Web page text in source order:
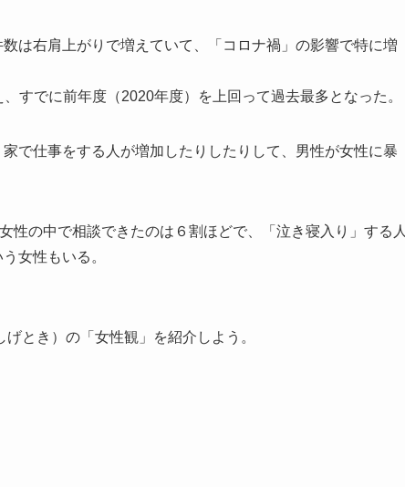
は右肩上がりで増えていて、「コロナ禍」の影響で特に増
すでに前年度（2020年度）を上回って過去最多となった。
で仕事をする人が増加したりしたりして、男性が女性に暴
性の中で相談できたのは６割ほどで、「泣き寝入り」する
女性もいる。
げとき）の「女性観」を紹介しよう。